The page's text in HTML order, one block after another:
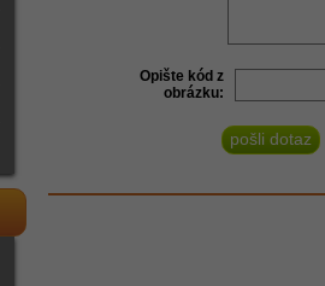
Opište kód z
obrázku: